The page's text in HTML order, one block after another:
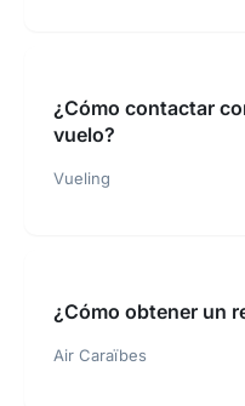
¿Cómo contactar
vuelo?
Vueling
¿Cómo obtener un
Air Caraïbes